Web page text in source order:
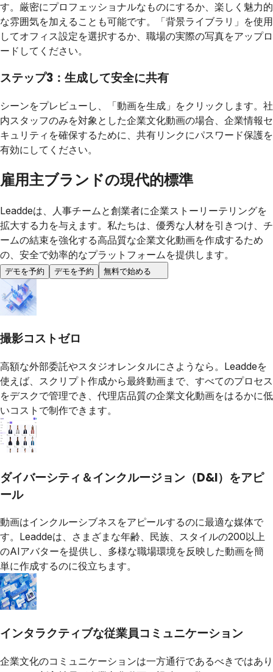
す。厳密にプロフェッショナルなものにするか、楽しく魅力的
な雰囲気を加えることも可能です。「背景ライブラリ」を使用
してオフィス設定を選択するか、職場の実際の写真をアップロ
ードしてください。
ステップ3：生成して安全に共有
シーンをプレビューし、「動画を生成」をクリックします。社
内スタッフのみを対象とした企業文化動画の場合、企業情報セ
キュリティを確保するために、共有リンクにパスワード保護を
有効にしてください。
雇用主ブランドの現代的標準
Leaddeは、人事チームと創業者に企業ストーリーテリングを
拡大する力を与えます。私たちは、優秀な人材を引きつけ、チ
ームの結束を強化する高品質な企業文化動画を作成するため
の、安全で効率的なプラットフォームを提供します。
デモを予約 デモを予約 無料で始める
撮影コストゼロ
高額な外部委託やスタジオレンタルにさようなら。Leaddeを
使えば、スクリプト作成から最終動画まで、すべてのプロセス
をデスクで管理でき、代理店品質の企業文化動画をはるかに低
いコストで制作できます。
ダイバーシティ＆インクルージョン（D&I）をアピ
ール
動画はインクルーシブネスをアピールするのに最適な媒体で
す。Leaddeは、さまざまな年齢、民族、スタイルの200以上
のAIアバターを提供し、多様な職場環境を反映した動画を簡
単に作成するのに役立ちます。
インタラクティブな従業員コミュニケーション
企業文化のコミュニケーションは一方通行であるべきではあり